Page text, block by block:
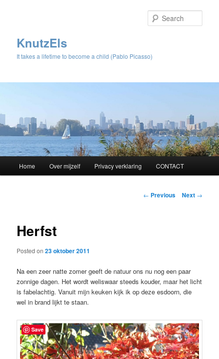
KnutzEls
It takes a lifetime to become a child (Pablo Picasso)
Skip
content
Home Over mijzelf Privacy verklaring CONTACT
Post
← Previous Next →
Herfst
Posted on23 oktober 2011
Na een zeer natte zomer geeft de natuur ons nu nog een paar
zonnige dagen. Het wordt weliswaar steeds kouder, maar het licht
is fabelachtig. Vanuit mijn keuken kijk ik op deze esdoorn, die
wel in brand lijkt te staan.
Save